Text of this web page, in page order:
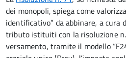
dei monopoli, spiega come
identificativo” da abbinare, a cura
tributo istituiti con la risoluzione
versamento, tramite il modello